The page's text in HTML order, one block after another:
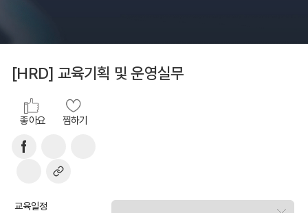
[HRD] 교육기획 및 운영실무
좋아요 찜하기
교육일정